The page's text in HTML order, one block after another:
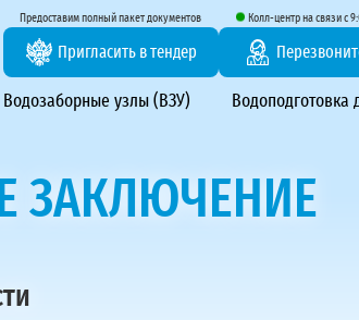
Предоставим полный пакет документов
Пригласить в тендер
Колл-центр на связи с
системы водоподготовки
Водозаборные узлы (ВЗУ) Водоподготовка
ЗАКЛЮЧЕНИЕ